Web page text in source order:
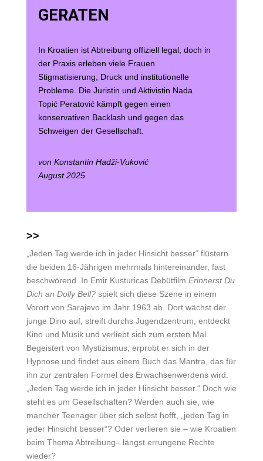
GERATEN
In Kroatien ist Abtreibung offiziell legal, doch in
der Praxis erleben viele Frauen
Stigmatisierung, Druck und institutionelle
Probleme. Die Juristin und Aktivistin Nada
Topić Peratović kämpft gegen einen
konservativen Backlash und gegen das
Schweigen der Gesellschaft.
von Konstantin Hadži-Vuković
August 2025
>>
„Jeden Tag werde ich in jeder Hinsicht besser“ flüstern
die beiden 16-Jährigen mehrmals hintereinander, fast
beschwörend. In Emir Kusturicas Debütfilm Erinnerst Du
Dich an Dolly Bell?spielt sich diese Szene in einem
Vorort von Sarajevo im Jahr 1963 ab. Dort wächst der
junge Dino auf, streift durchs Jugendzentrum, entdeckt
Kino und Musik und verliebt sich zum ersten Mal.
Begeistert von Mystizismus, erprobt er sich in der
Hypnose und findet aus einem Buch das Mantra, das für
ihn zur zentralen Formel des Erwachsenwerdens wird.
„Jeden Tag werde ich in jeder Hinsicht besser.“ Doch wie
steht es um Gesellschaften? Werden auch sie, wie
mancher Teenager über sich selbst hofft, „jeden Tag in
jeder Hinsicht besser“? Oder verlieren sie – wie Kroatien
beim Thema Abtreibung– längst errungene Rechte
wieder?